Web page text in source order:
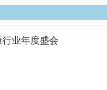
行业年度盛会